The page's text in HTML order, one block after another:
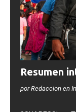
Resumen
por Redaccion en